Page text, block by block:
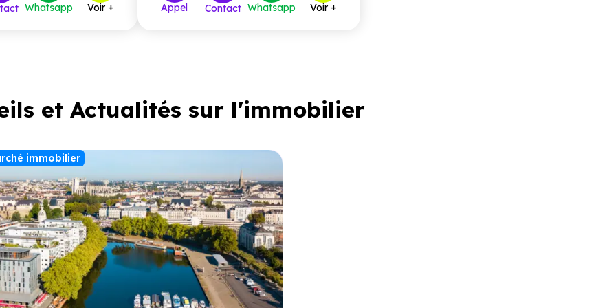
, chaque logement
ou d’un garage,
Whatsapp Voir + Appel Contact Whatsapp Voir +
et Actualités sur l'immobilier
immobilier